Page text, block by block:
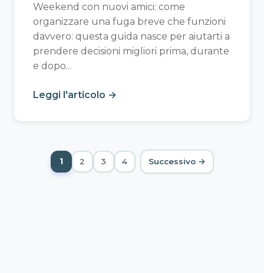
Weekend con nuovi amici: come
organizzare una fuga breve che funzioni
davvero: questa guida nasce per aiutarti a
prendere decisioni migliori prima, durante
e dopo...
Leggi l'articolo →
Paginazione degli articoli
1 2 3 4 Successivo →